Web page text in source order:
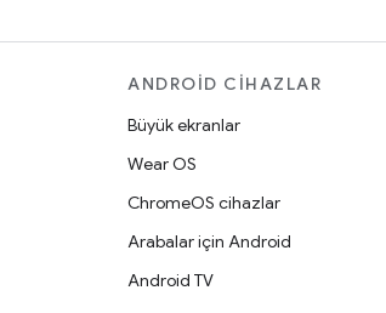
ANDROID CIHAZLAR
Büyük ekranlar
Wear OS
ChromeOS cihazlar
Arabalar için Android
Android TV